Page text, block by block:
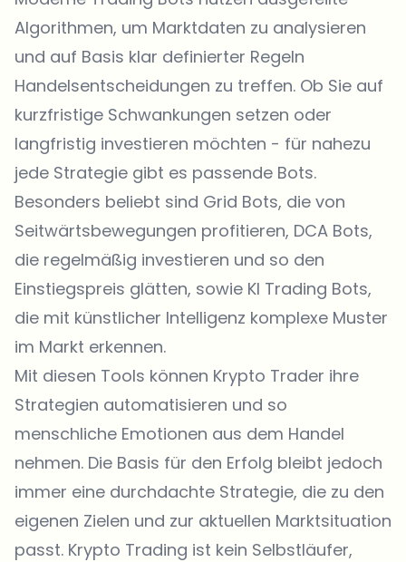
Algorithmen, um Marktdaten zu analysieren
und auf Basis klar definierter Regeln
Handelsentscheidungen zu treffen. Ob Sie auf
kurzfristige Schwankungen setzen oder
langfristig investieren möchten - für nahezu
jede Strategie gibt es passende Bots.
Besonders beliebt sind Grid Bots, die von
Seitwärtsbewegungen profitieren, DCA Bots,
die regelmäßig investieren und so den
Einstiegspreis glätten, sowie KI Trading Bots,
die mit künstlicher Intelligenz komplexe Muster
im Markt erkennen.
Mit diesen Tools können Krypto Trader ihre
Strategien automatisieren und so
menschliche Emotionen aus dem Handel
nehmen. Die Basis für den Erfolg bleibt jedoch
immer eine durchdachte Strategie, die zu den
eigenen Zielen und zur aktuellen Marktsituation
passt. Krypto Trading ist kein Selbstläufer,